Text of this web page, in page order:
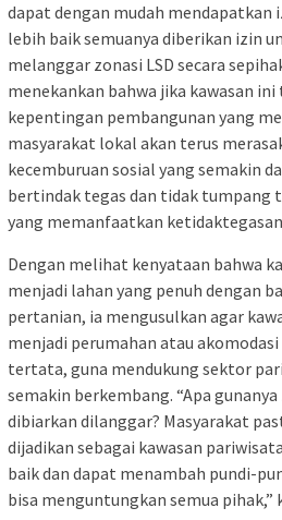
dapat dengan mudah mendapatkan
lebih baik semuanya diberikan izin
melanggar zonasi LSD secara
menekankan bahwa jika kawasan
kepentingan pembangunan yang
masyarakat lokal akan terus
kecemburuan sosial yang semakin
bertindak tegas dan tidak tumpang
yang memanfaatkan
Dengan melihat kenyataan bahwa
menjadi lahan yang penuh dengan
pertanian, ia mengusulkan agar
menjadi perumahan atau
tertata, guna mendukung sektor
semakin berkembang. “Apa
dibiarkan dilanggar? Masyarakat
dijadikan sebagai kawasan
baik dan dapat menambah pundi-
bisa menguntungkan semua pihak,”